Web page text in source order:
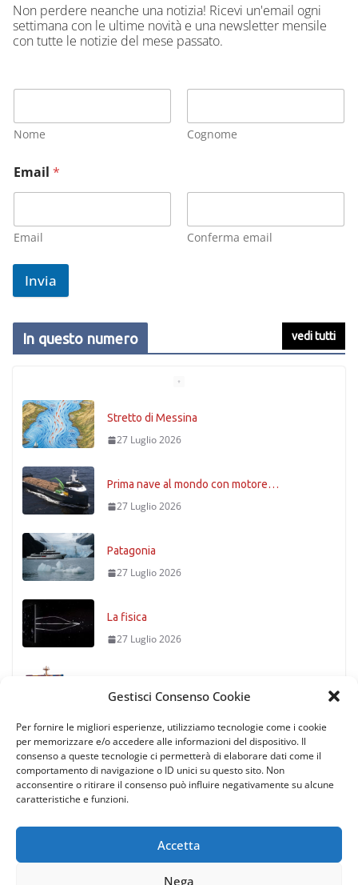
Gestisci Consenso Cookie
Per fornire le migliori esperienze, utilizziamo tecnologie come i cookie
per memorizzare e/o accedere alle informazioni del dispositivo. Il
consenso a queste tecnologie ci permetterà di elaborare dati come il
comportamento di navigazione o ID unici su questo sito. Non
acconsentire o ritirare il consenso può influire negativamente su alcune
caratteristiche e funzioni.
Accetta
Nega
Non perdere neanche una notizia! Ricevi un'email ogni
settimana con le ultime novità e una newsletter mensile
con tutte le notizie del mese passato.
Nome Cognome
Email *
Email Conferma email
Invia
In questo numero vedi tutti
Stretto di Messina
27 Luglio 2026
Prima nave al mondo con motore…
27 Luglio 2026
Patagonia
27 Luglio 2026
La fisica
27 Luglio 2026
27 Luglio 2026